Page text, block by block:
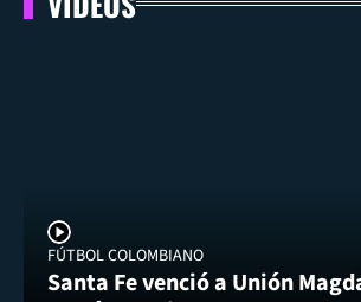
FÚTBOL COLOMBIANO
Santa Fe venció a Unión